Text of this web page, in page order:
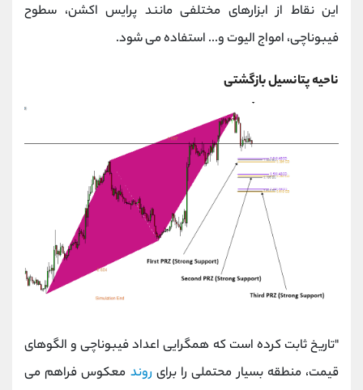
این نقاط از ابزارهای مختلفی مانند پرایس اکشن، سطوح
فیبوناچی، امواج الیوت و... استفاده می شود.
ناحیه پتانسیل بازگشتی
"تاریخ ثابت کرده است که همگرایی اعداد فیبوناچی و الگوهای
قیمت، منطقه بسیار محتملی را برای روند معکوس فراهم می